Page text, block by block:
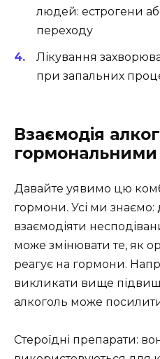
людей: естрогени
переходу
Лікування
при запальних
Взаємодія
Давайте уявимо цю
гормони. Усі ми
взаємодіяти
може змінювати те, як
реагує на гормони.
викликати вище
алкоголь може
Стероїдні препарати: